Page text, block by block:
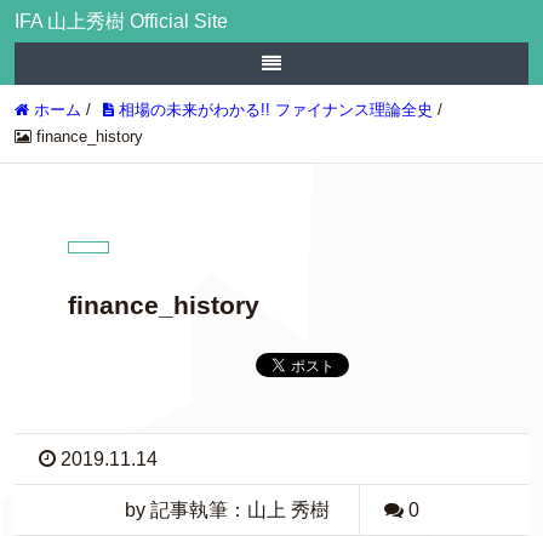
IFA 山上秀樹 Official Site
ホーム / 相場の未来がわかる!! ファイナンス理論全史 /
finance_history
finance_history
2019.11.14
by 記事執筆：山上 秀樹 0